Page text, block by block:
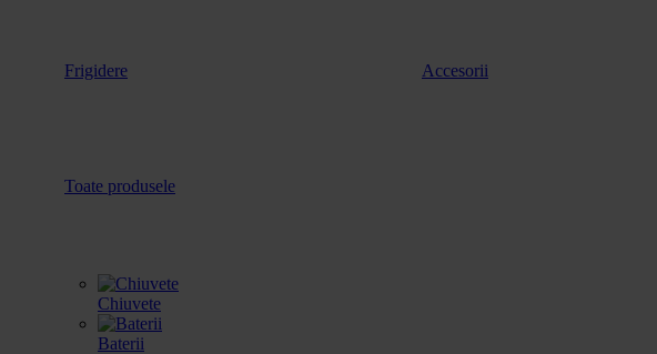
Frigidere Accesorii
Toate produsele
Chiuvete
Baterii